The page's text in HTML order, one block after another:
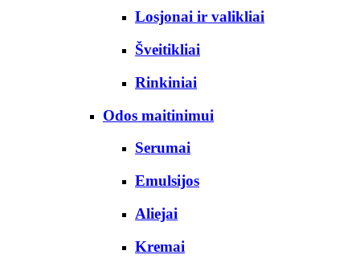
Losjonai ir valikliai
Šveitikliai
Rinkiniai
Odos maitinimui
Serumai
Emulsijos
Aliejai
Kremai